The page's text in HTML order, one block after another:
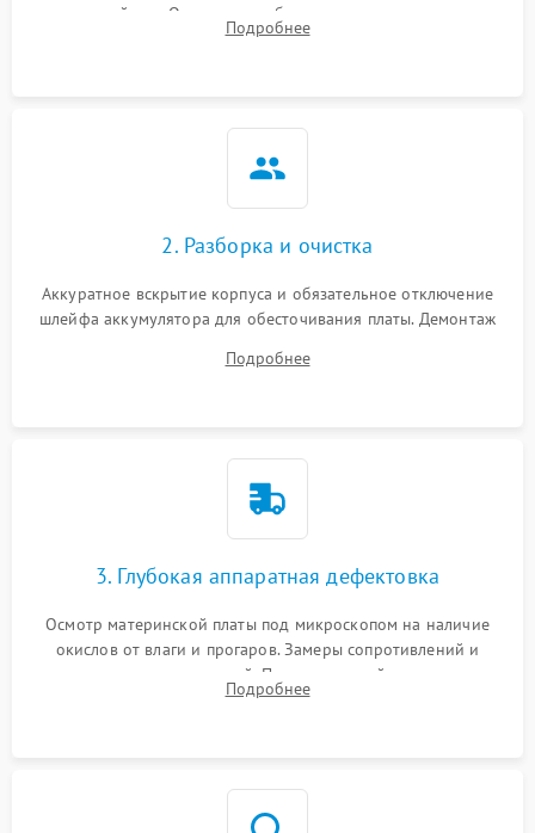
устройства. Оценка потребления тока с помощью
лабораторного блока питания для локализации проблемы.
Подробнее
2. Разборка и очистка
Аккуратное вскрытие корпуса и обязательное отключение
шлейфа аккумулятора для обесточивания платы. Демонтаж
высохшей термопасты с кристаллов чипов.
Подробнее
3. Глубокая аппаратная дефектовка
Осмотр материнской платы под микроскопом на наличие
окислов от влаги и прогаров. Замеры сопротивлений и
дежурных напряжений. Проверка цепей питания,
мультиконтроллера, процессора и видеочипа.
Подробнее